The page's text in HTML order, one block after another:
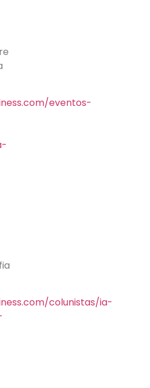
eventos-
colunistas/ia-